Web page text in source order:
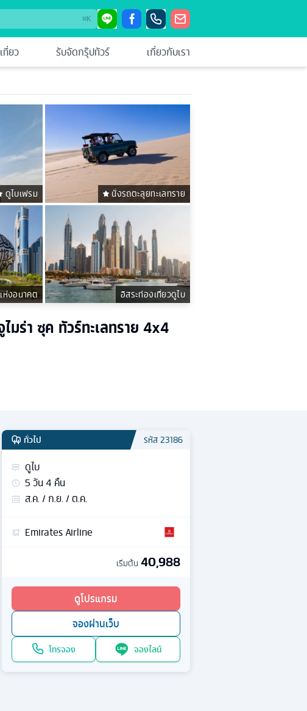
⌘K
ที่ยว รับจัดกรุ๊ปทัวร์ เกี่ยวกับเรา
ดูไบเฟรม นั่งรถตะลุยทะเลทราย
งอนาคต อิสระท่องเที่ยวดูไบ
ร่า ซุค ทัวร์ทะเลทราย 4x4
ทั่วไป รหัส23186
ดูไบ
5วัน4 คืน
ส.ค. / ก.ย. / ต.ค.
Emirates Airline
เริ่มต้น 40,988
ดูโปรแกรม
จองผ่านเว็บ
โทรจอง จองไลน์